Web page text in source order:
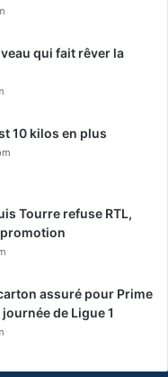
qui fait rêver la
10 kilos en plus
Tourre refuse RTL,
assuré pour Prime
de Ligue 1